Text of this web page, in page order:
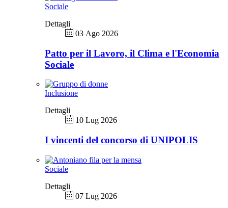
Sociale
Dettagli
03 Ago 2026
Patto per il Lavoro, il Clima e l'Economia
Sociale
Inclusione
Dettagli
10 Lug 2026
I vincenti del concorso di UNIPOLIS
Sociale
Dettagli
07 Lug 2026